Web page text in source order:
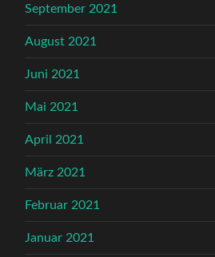
September 2021
August 2021
Juni 2021
Mai 2021
April 2021
März 2021
Februar 2021
Januar 2021